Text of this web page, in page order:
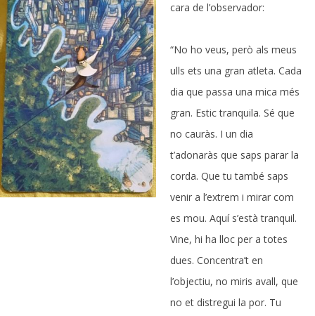
cara de l’observador:
“No ho veus, però als meus
ulls ets una gran atleta. Cada
dia que passa una mica més
gran. Estic tranquila. Sé que
no cauràs. I un dia
t’adonaràs que saps parar la
corda. Que tu també saps
venir a l’extrem i mirar com
es mou. Aquí s’està tranquil.
Vine, hi ha lloc per a totes
dues. Concentra’t en
l’objectiu, no miris avall, que
no et distregui la por. Tu